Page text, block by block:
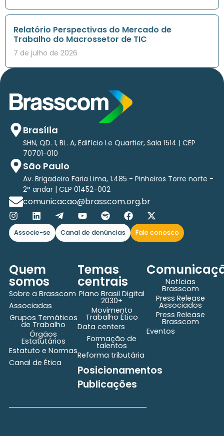
Relatório Perspectivas do Mercado de
Trabalho do Macrossetor de TIC
7 de julho de 2026
Brasília
SHN, QD. 1, BL. A, Edifício Le Quartier, Sala 1514 | CEP
70701-010
São Paulo
Av. Brigadeiro Faria Lima, 1.485 - Pinheiros Torre norte -
2° andar | CEP 01452-002
comunicacao@brasscom.org.br
Associe-se Canal de denúncias Fale conosco
Quem
somos
Sobre a Brasscom
Associadas
Grupos Temáticos
de Trabalho
Órgãos
Estatutários
Estatuto e Normas
Canal de Ética
Temas
centrais
Plano Brasil Digital
2030+
Movimento
Trabalho Ético
Data centers
Formação de
talentos
Reforma tributária
Posicionamentos
Publicações
Notícias
Brasscom
Press Release
Associados
Press Release
Brasscom
Eventos